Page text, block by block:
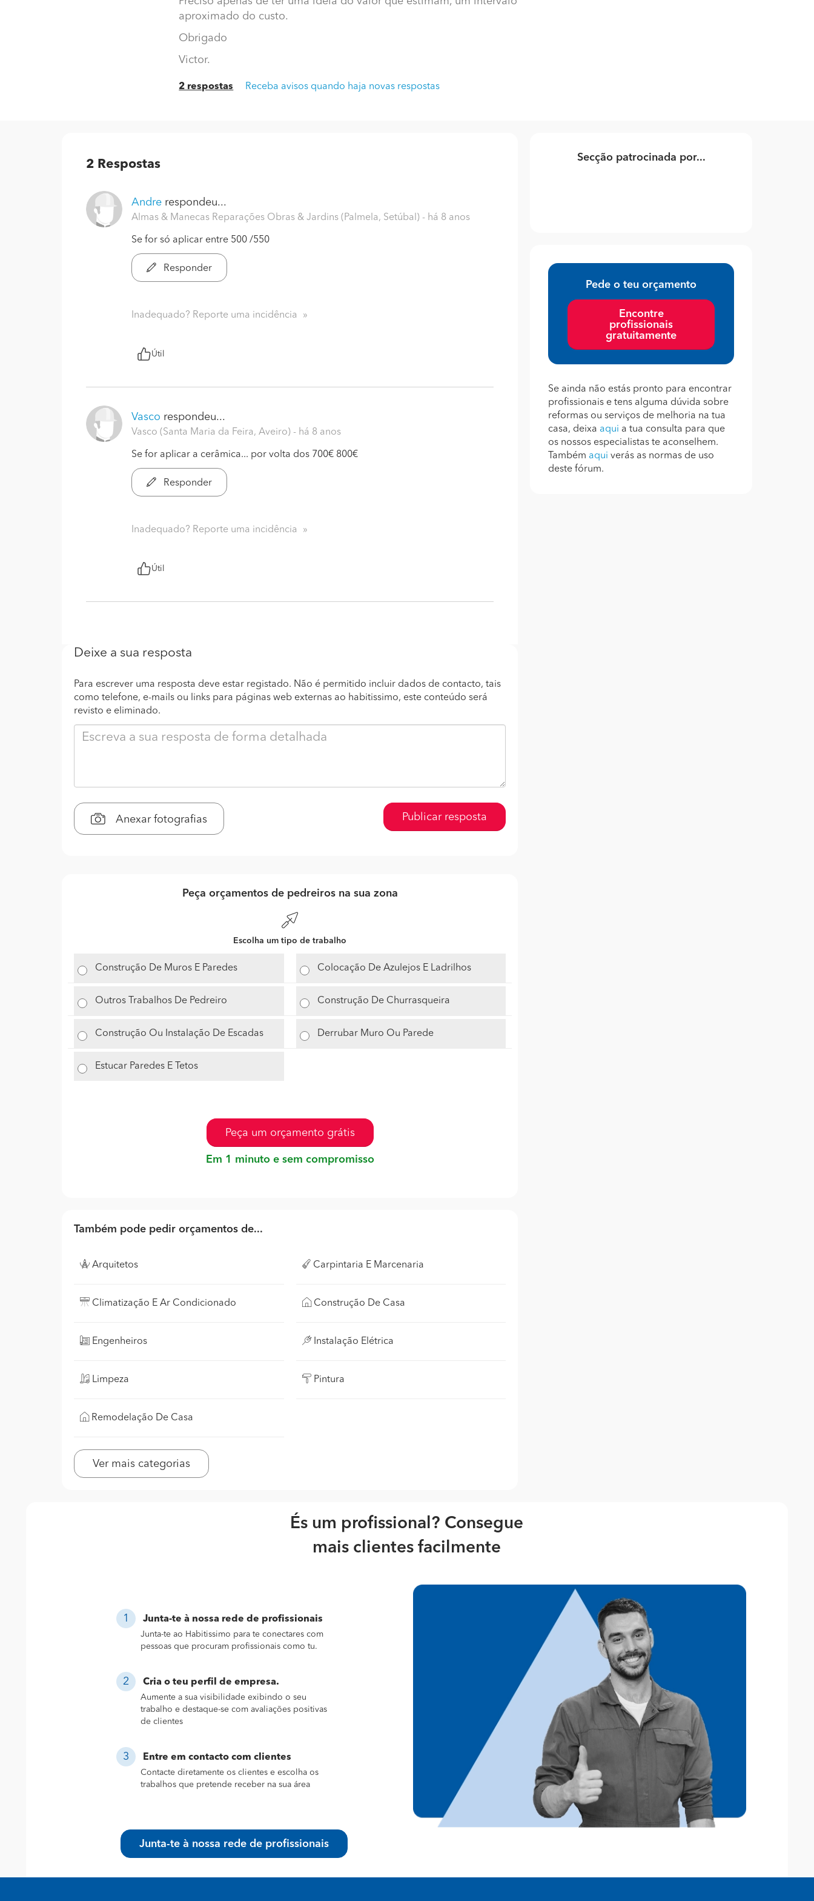
aproximado do custo.
Obrigado
Victor.
2 respostas Receba avisos quando haja novas respostas
2 Respostas
Andre respondeu...
Almas & Manecas Reparações Obras & Jardins (Palmela, Setúbal) - há 8 anos
Se for só aplicar entre 500 /550
Responder
Inadequado? Reporte uma incidência
Útil
Vasco respondeu...
Vasco (Santa Maria da Feira, Aveiro) - há 8 anos
Se for aplicar a cerâmica... por volta dos 700€ 800€
Responder
Inadequado? Reporte uma incidência
Útil
Deixe a sua resposta
Para escrever uma resposta deve estar registado. Não é permitido incluir dados de contacto, tais
como telefone, e-mails ou links para páginas web externas ao habitissimo, este conteúdo será
revisto e eliminado.
Anexar fotografias Publicar resposta
Peça orçamentos de pedreiros na sua zona
Escolha um tipo de trabalho
Construção De Muros E Paredes Colocação De Azulejos E Ladrilhos
Outros Trabalhos De Pedreiro Construção De Churrasqueira
Construção Ou Instalação De Escadas Derrubar Muro Ou Parede
Estucar Paredes E Tetos
Peça um orçamento grátis
Em 1 minuto e sem compromisso
Também pode pedir orçamentos de...
Arquitetos Carpintaria E Marcenaria
Climatização E Ar Condicionado Construção De Casa
Engenheiros Instalação Elétrica
Limpeza Pintura
Remodelação De Casa
Ver mais categorias
Secção patrocinada por...
Pede o teu orçamento
Encontre
profissionais
gratuitamente
Se ainda não estás pronto para encontrar
profissionais e tens alguma dúvida sobre
reformas ou serviços de melhoria na tua
casa, deixa aqui a tua consulta para que
os nossos especialistas te aconselhem.
Também aqui verás as normas de uso
deste fórum.
És um profissional? Consegue
mais clientes facilmente
Junta-te à nossa rede de profissionais
Junta-te ao Habitissimo para te conectares com
pessoas que procuram profissionais como tu.
Cria o teu perfil de empresa.
Aumente a sua visibilidade exibindo o seu
trabalho e destaque-se com avaliações positivas
de clientes
Entre em contacto com clientes
Contacte diretamente os clientes e escolha os
trabalhos que pretende receber na sua área
Junta-te à nossa rede de profissionais